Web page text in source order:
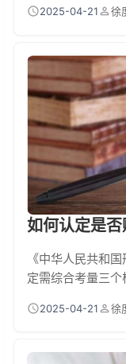
行为，最高可判
的核心区别在于
是"参与行为"。
赌资较小，一般属
2025-04-21 徐
如何认定是否
《中华人民共和
定需综合考量三
利金额是否达到刑
长、参与人数、
2025-04-21 徐